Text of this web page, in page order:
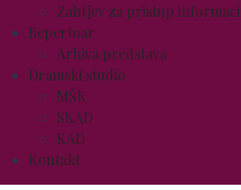
Zahtjev za pristup
Repertoar
Arhiva predstava
Dramski studio
MŠK
SKAD
KAD
Kontakt